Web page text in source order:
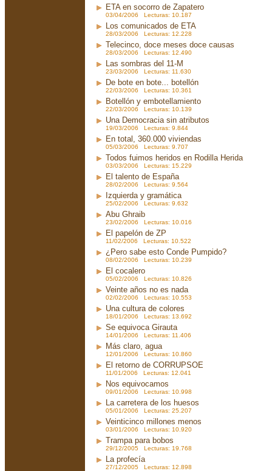
ETA en socorro de Zapatero
03/04/2006 Lecturas: 10.187
Los comunicados de ETA
28/03/2006 Lecturas: 12.228
Telecinco, doce meses doce causas
28/03/2006 Lecturas: 12.490
Las sombras del 11-M
23/03/2006 Lecturas: 11.630
De bote en bote... botellón
22/03/2006 Lecturas: 10.361
Botellón y embotellamiento
22/03/2006 Lecturas: 10.139
Una Democracia sin atributos
19/03/2006 Lecturas: 9.844
En total, 360.000 viviendas
05/03/2006 Lecturas: 9.707
Todos fuimos heridos en Rodilla Herida
03/03/2006 Lecturas: 15.229
El talento de España
28/02/2006 Lecturas: 9.564
Izquierda y gramática
25/02/2006 Lecturas: 9.632
Abu Ghraib
23/02/2006 Lecturas: 10.016
El papelón de ZP
11/02/2006 Lecturas: 10.522
¿Pero sabe esto Conde Pumpido?
08/02/2006 Lecturas: 10.239
El cocalero
05/02/2006 Lecturas: 10.826
Veinte años no es nada
02/02/2006 Lecturas: 10.553
Una cultura de colores
18/01/2006 Lecturas: 13.692
Se equivoca Girauta
14/01/2006 Lecturas: 11.406
Más claro, agua
12/01/2006 Lecturas: 10.860
El retorno de CORRUPSOE
11/01/2006 Lecturas: 12.041
Nos equivocamos
09/01/2006 Lecturas: 10.998
La carretera de los huesos
05/01/2006 Lecturas: 25.207
Veinticinco millones menos
03/01/2006 Lecturas: 10.920
Trampa para bobos
29/12/2005 Lecturas: 19.768
La profecía
27/12/2005 Lecturas: 12.898